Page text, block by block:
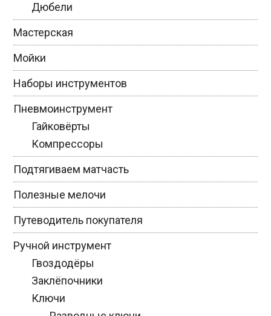
Дюбели
Мастерская
Мойки
Наборы инструментов
Пневмоинструмент
Гайковёрты
Компрессоры
Подтягиваем матчасть
Полезные мелочи
Путеводитель покупателя
Ручной инструмент
Гвоздодёры
Заклёпочники
Ключи